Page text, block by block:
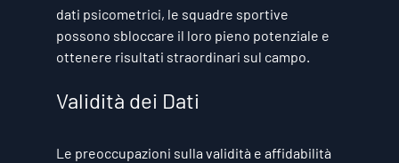
dati psicometrici, le squadre sportive
possono sbloccare il loro pieno potenziale e
ottenere risultati straordinari sul campo.
Validità dei Dati
Le preoccupazioni sulla validità e affidabilità